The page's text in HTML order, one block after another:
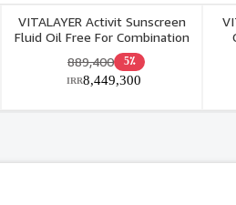
VITALAYER Activit Sunscreen
Fluid Oil Free For Combination
& Oily Skin 50ml
5٪ 889,400
8,449,300
IRR